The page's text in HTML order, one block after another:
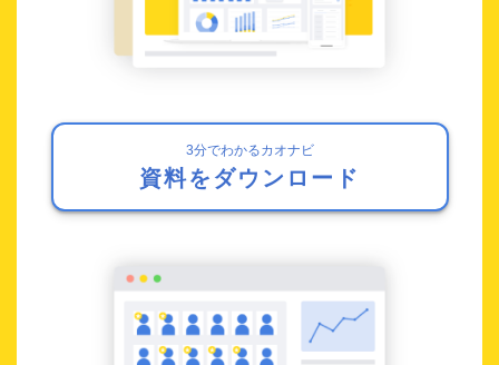
3分でわかるカオナビ
資料をダウンロード